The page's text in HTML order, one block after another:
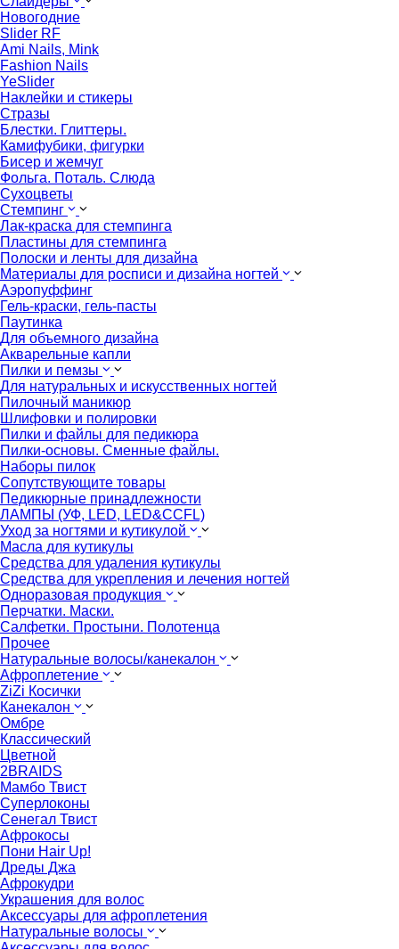
Новогодние
Slider RF
Ami Nails, Mink
Fashion Nails
YeSlider
Наклейки и стикеры
Стразы
Блестки. Глиттеры.
Камифубики, фигурки
Бисер и жемчуг
Фольга. Поталь. Слюда
Сухоцветы
Стемпинг
Лак-краска для стемпинга
Пластины для стемпинга
Полоски и ленты для дизайна
Материалы для росписи и дизайна ногтей
Аэропуффинг
Гель-краски, гель-пасты
Паутинка
Для объемного дизайна
Акварельные капли
Пилки и пемзы
Для натуральных и искусственных ногтей
Пилочный маникюр
Шлифовки и полировки
Пилки и файлы для педикюра
Пилки-основы. Сменные файлы.
Наборы пилок
Сопутствующите товары
Педикюрные принадлежности
ЛАМПЫ (УФ, LED, LED&CCFL)
Уход за ногтями и кутикулой
Масла для кутикулы
Средства для удаления кутикулы
Средства для укрепления и лечения ногтей
Одноразовая продукция
Перчатки. Маски.
Салфетки. Простыни. Полотенца
Прочее
Натуральные волосы/канекалон
Афроплетение
ZiZi Косички
Канекалон
Омбре
Классический
Цветной
2BRAIDS
Мамбо Твист
Суперлоконы
Сенегал Твист
Афрокосы
Пони Hair Up!
Дреды Джа
Афрокудри
Украшения для волос
Аксессуары для афроплетения
Натуральные волосы